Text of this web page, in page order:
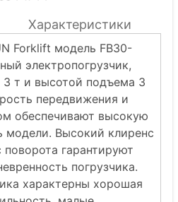
Forklift модель FB30-
электропогрузчик,
т и высотой подъема 3
передвижения и
обеспечивают высокую
модели. Высокий клиренс
гарантируют
погрузчика.
характерны хорошая
Характеристики